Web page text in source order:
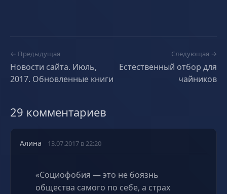
← Предыдущая
Новости сайта. Июль,
2017. Обновленные книги
Следующая →
Естественный отбор для
чайников
29 комментариев
Алина 13.07.2017 в 22:20
«Социофобия — это не боязнь
общества самого по себе, а страх